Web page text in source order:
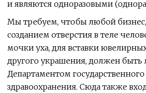
и являются одноразовыми
Мы требуем, чтобы любой бизнес,
созданием отверстия в теле
мочки уха, для вставки
другого украшения, должен быть
Департаментом государственного
здравоохранения. Сюда также